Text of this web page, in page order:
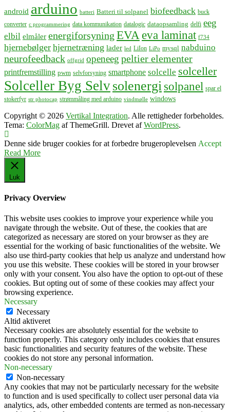
android arduino batteri Batteri til solpanel biofeedback buck
converter c programmering data kommunikation datalogic dataopsamling delfi eeg
elbil elmåler energiforsyning EVA eva laminat f734
hjernebølger hjernetræning lader led LiIon LiPo mysql nabduino
neurofeedback offgrid openeeg peltier elementer
printfremstilling pwm selvforsyning smartphone solcelle solceller
Solceller Byg Selvsolenergisolpanel spar el
stokerfyr str photocap strømmåling med arduino vindmølle windows
Copyright © 2026 Vertikal Integration. Alle rettigheder forbeholdes.
Tema: ColorMag af ThemeGrill. Drevet afWordPress.
Denne side bruger cookies for at forbedre brugeroplevelsen Accept
Read More
Luk
Privacy Overview
This website uses cookies to improve your experience while you
navigate through the website. Out of these, the cookies that are
categorized as necessary are stored on your browser as they are
essential for the working of basic functionalities of the website. We
also use third-party cookies that help us analyze and understand how
you use this website. These cookies will be stored in your browser
only with your consent. You also have the option to opt-out of these
cookies. But opting out of some of these cookies may affect your
browsing experience.
Necessary
Necessary
Altid aktiveret
Necessary cookies are absolutely essential for the website to
function properly. This category only includes cookies that ensures
basic functionalities and security features of the website. These
cookies do not store any personal information.
Non-necessary
Non-necessary
Any cookies that may not be particularly necessary for the website
to function and is used specifically to collect user personal data via
analytics, ads, other embedded contents are termed as non-necessary